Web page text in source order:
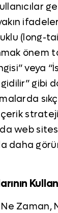
ifadeler
(long-
önem
veya
gibi
web
daha
Ne Zaman,